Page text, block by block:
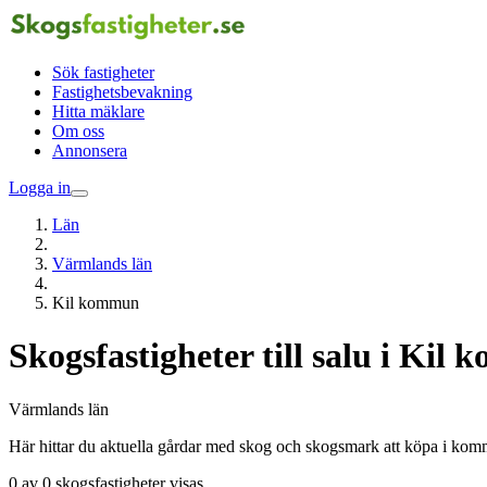
Sök fastigheter
Fastighetsbevakning
Hitta mäklare
Om oss
Annonsera
Logga in
Län
Värmlands län
Kil kommun
Skogsfastigheter till salu i Kil
Värmlands län
Här hittar du aktuella gårdar med skog och skogsmark att köpa i
0 av 0 skogsfastigheter visas